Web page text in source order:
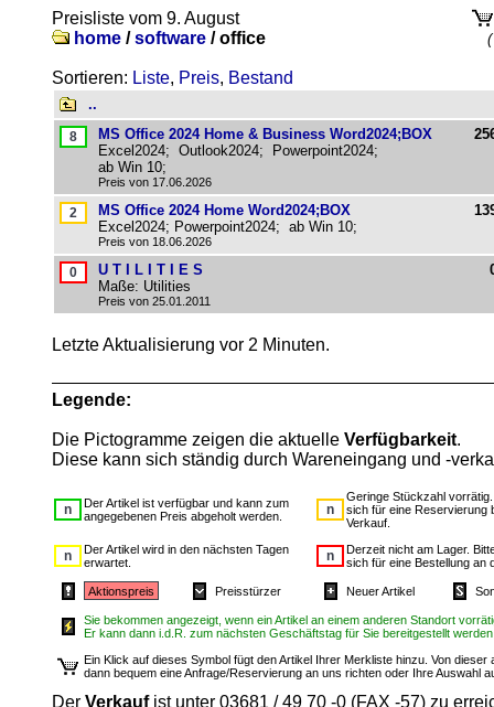
Preisliste vom 9. August
home /software /office
Sortieren: Liste, Preis, Bestand
..
MS Office 2024 Home & Business Word2024;BOX
Excel2024; Outlook2024; Powerpoint2024;
ab Win 10;
Preis von 17.06.2026
MS Office 2024 Home Word2024;BOX
Excel2024; Powerpoint2024; ab Win 10;
Preis von 18.06.2026
U T I L I T I E S
Maße: Utilities
Preis von 25.01.2011
Letzte Aktualisierung vor 2 Minuten.
Legende:
Die Pictogramme zeigen die aktuelle Verfügbarkeit.
Diese kann sich ständig durch Wareneingang und -
Der Artikel ist verfügbar und kann zum
angegebenen Preis abgeholt werden.
Geringe Stückzahl
sich für eine Reservierung
Verkauf.
Der Artikel wird in den nächsten Tagen
erwartet.
Derzeit nicht am Lager.
sich für eine Bestellung an
Aktionspreis Preisstürzer Neuer Artikel
Sie bekommen angezeigt, wenn ein Artikel an einem anderen Standort
Er kann dann i.d.R. zum nächsten Geschäftstag für Sie bereitgestellt
Ein Klick auf dieses Symbol fügt den Artikel Ihrer Merkliste hinzu. Von dieser
dann bequem eine Anfrage/Reservierung an uns richten oder Ihre Auswahl
Der Verkaufist unter 03681 / 49 70 -0 (FAX -57) zu